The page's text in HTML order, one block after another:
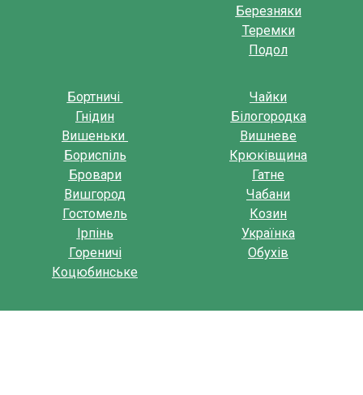
Березняки
Теремки
Подол
Бортничі
Гнідин
Вишеньки
Бориспіль
Бровари
Вишгород
Гостомель
Ірпінь
Гореничі
Коцюбинське
Чайки
Білогородка
Вишневе
Крюківщина
Гатне
Чабани
Козин
Українка
Обухів